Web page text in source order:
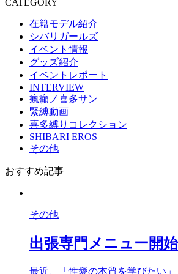
CATEGORY
在籍モデル紹介
シバリガールズ
イベント情報
グッズ紹介
イベントレポート
INTERVIEW
瘋癲ノ喜多サン
緊縛動画
喜多縛りコレクション
SHIBARI EROS
その他
おすすめ記事
その他
出張専門メニュー開
最近、「性愛の本質を学びたい